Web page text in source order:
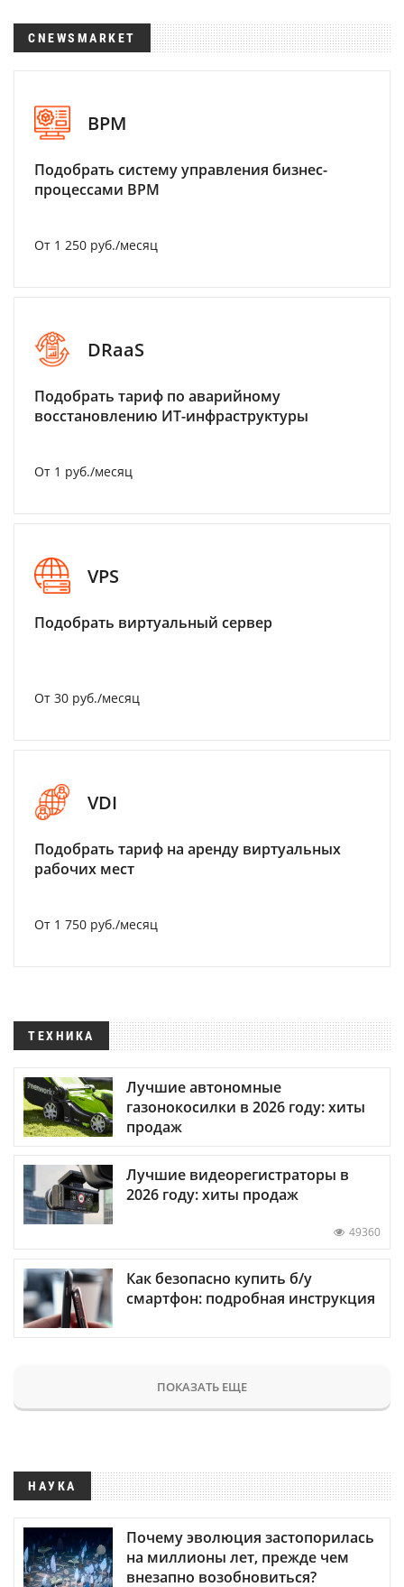
CNEWSMARKET
BPM
Подобрать систему управления бизнес-
процессами BPM
От 1 250 руб./месяц
DRaaS
Подобрать тариф по аварийному
восстановлению ИТ-инфраструктуры
От 1 руб./месяц
VPS
Подобрать виртуальный сервер
От 30 руб./месяц
VDI
Подобрать тариф на аренду виртуальных
рабочих мест
От 1 750 руб./месяц
ТЕХНИКА
Лучшие автономные
газонокосилки в 2026 году: хиты
продаж
Лучшие видеорегистраторы в
2026 году: хиты продаж
49360
Как безопасно купить б/у
смартфон: подробная инструкция
ПОКАЗАТЬ ЕЩЕ
НАУКА
Почему эволюция застопорилась
на миллионы лет, прежде чем
внезапно возобновиться?